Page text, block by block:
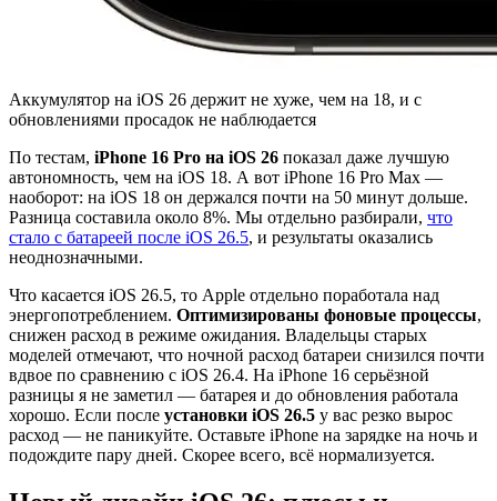
Аккумулятор на iOS 26 держит не хуже, чем на 18, и с
обновлениями просадок не наблюдается
По тестам, iPhone 16 Pro на iOS 26 показал даже лучшую
автономность, чем на iOS 18. А вот iPhone 16 Pro Max —
наоборот: на iOS 18 он держался почти на 50 минут дольше.
Разница составила около 8%. Мы отдельно разбирали, что
стало с батареей после iOS 26.5, и результаты оказались
неоднозначными.
Что касается iOS 26.5, то Apple отдельно поработала над
энергопотреблением. Оптимизированы фоновые процессы,
снижен расход в режиме ожидания. Владельцы старых
моделей отмечают, что ночной расход батареи снизился почти
вдвое по сравнению с iOS 26.4. На iPhone 16 серьёзной
разницы я не заметил — батарея и до обновления работала
хорошо. Если после установки iOS 26.5 у вас резко вырос
расход — не паникуйте. Оставьте iPhone на зарядке на ночь и
подождите пару дней. Скорее всего, всё нормализуется.